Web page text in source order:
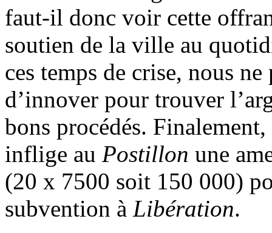
faut-il donc voir cette
soutien de la ville au
ces temps de crise, nous
d’innover pour trouver
bons procédés.
inflige au Postillon une
(20 x 7500 soit 150 000)
subvention à Libération.